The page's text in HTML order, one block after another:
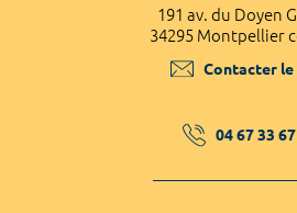
191 av. du Doyen
34295 Montpellier
Contacter le
04 67 33